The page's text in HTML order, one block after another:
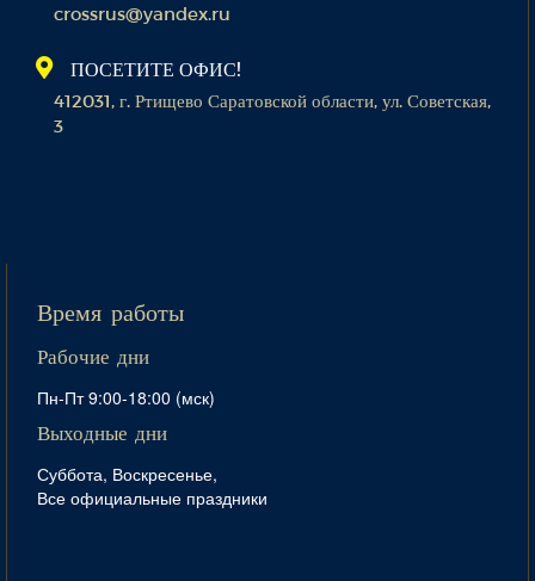
crossrus@yandex.ru
ПОСЕТИТЕ ОФИС!
412031, г. Ртищево Саратовской области, ул. Советская,
3
Время работы
Рабочие дни
Пн-Пт 9:00-18:00 (мск)
Выходные дни
Суббота, Воскресенье,
Все официальные праздники